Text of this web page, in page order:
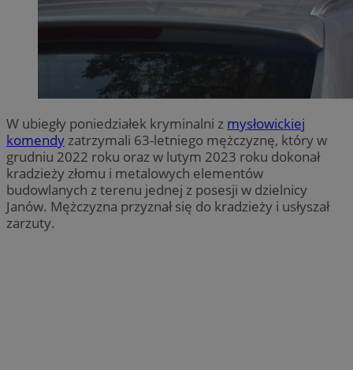
W ubiegły poniedziałek kryminalni z mysłowickiej
komendyzatrzymali 63-letniego mężczyznę, który w
grudniu 2022 roku oraz w lutym 2023 roku dokonał
kradzieży złomu i metalowych elementów
budowlanych z terenu jednej z posesji w dzielnicy
Janów. Mężczyzna przyznał się do kradzieży i usłyszał
zarzuty.